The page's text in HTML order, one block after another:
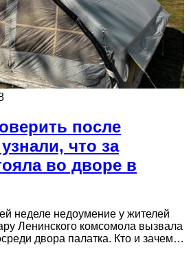
после
что за
во дворе в
неделе недоумение у жителей
Ленинского комсомола вызвала
двора палатка. Кто и зачем…